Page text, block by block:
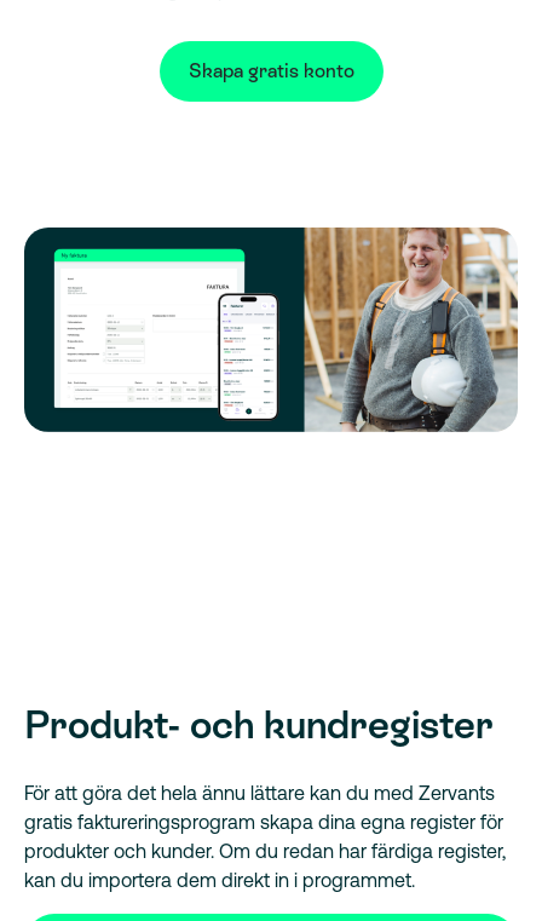
Skapa gratis konto
Produkt- och kundregister
För att göra det hela ännu lättare kan du med Zervants
gratis faktureringsprogram skapa dina egna register för
produkter och kunder. Om du redan har färdiga register,
kan du importera dem direkt in i programmet.